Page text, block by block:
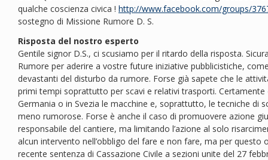
qualche coscienza civica ! http://www.facebook.com/groups/
sostegno di Missione Rumore D. S.
Risposta del nostro esperto
Gentile signor D.S., ci scusiamo per il ritardo della risposta.
Rumore per aderire a vostre future iniziative pubblicistiche,
devastanti del disturbo da rumore. Forse già sapete che le
primi tempi soprattutto per scavi e relativi trasporti.
Germania o in Svezia le macchine e, soprattutto, le tecniche di
meno rumorose. Forse è anche il caso di promuovere azione
responsabile del cantiere, ma limitando l’azione al solo
alcun intervento nell’obbligo del fare e non fare, ma per questo
recente sentenza di Cassazione Civile a sezioni unite del 27